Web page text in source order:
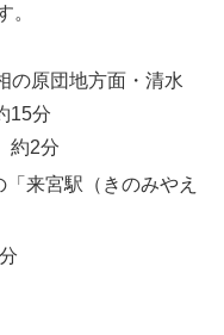
。
の原団地方面・清水
15分
約2分
来宮駅（きのみやえ